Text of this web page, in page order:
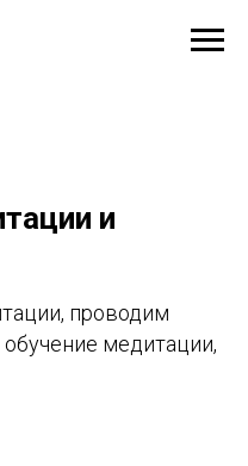
и
проводим
медитации,